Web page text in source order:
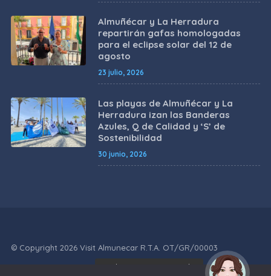
Almuñécar y La Herradura
repartirán gafas homologadas
para el eclipse solar del 12 de
agosto
23 julio, 2026
Las playas de Almuñécar y La
Herradura izan las Banderas
Azules, Q de Calidad y ‘S’ de
Sostenibilidad
30 junio, 2026
© Copyright 2026 Visit Almunecar R.T.A. OT/GR/00003
POLÍTICA DE
¡Hola! Soy Noy. ¿Puedo